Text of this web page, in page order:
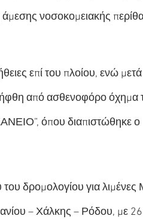
άμεσης νοσοκομειακής
επί του πλοίου, ενώ
από ασθενοφόρο όχημα
όπου διαπιστώθηκε ο
δρομολογίου για
– Χάλκης – Ρόδου, με